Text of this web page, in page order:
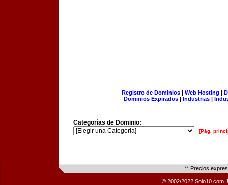
Registro de Dominios| Web Hosting |
Dominios Expirados | Industrias |
Categorías de Dominio:
[Pág.
** Precios
© 2002/2022 Solo10.com